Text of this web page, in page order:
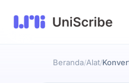
Beranda/Alat/